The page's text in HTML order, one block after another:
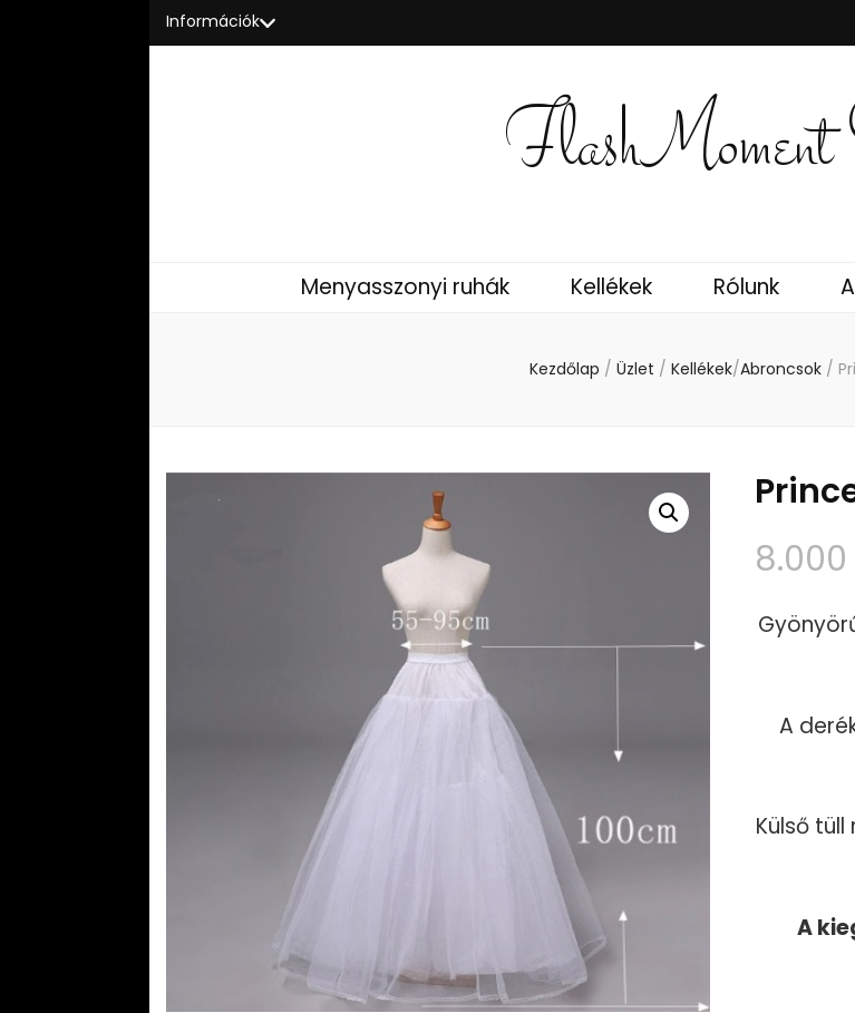
Információk
Menyasszonyi ruhák Kellékek Rólunk
Kezdőlap / Üzlet / Kellékek/Abroncsok /
8.000
A
Külső
A